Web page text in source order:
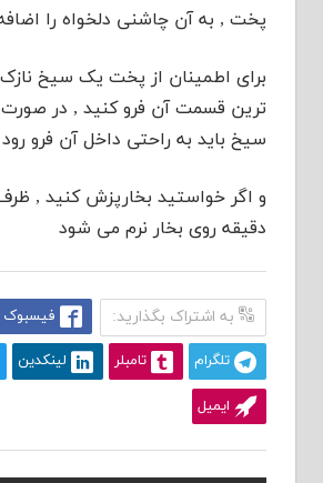
پخت , به آن چاشنی دلخواه را
برای اطمینان از پخت یک سیخ
ترین قسمت آن فرو کنید , در
سیخ باید به راحتی داخل آن فرو رود
دقیقه روی بخار نرم می شود
به اشتراک بگذارید: فیسبوک
تلگرام تامبلر لینکدین
ایمیل